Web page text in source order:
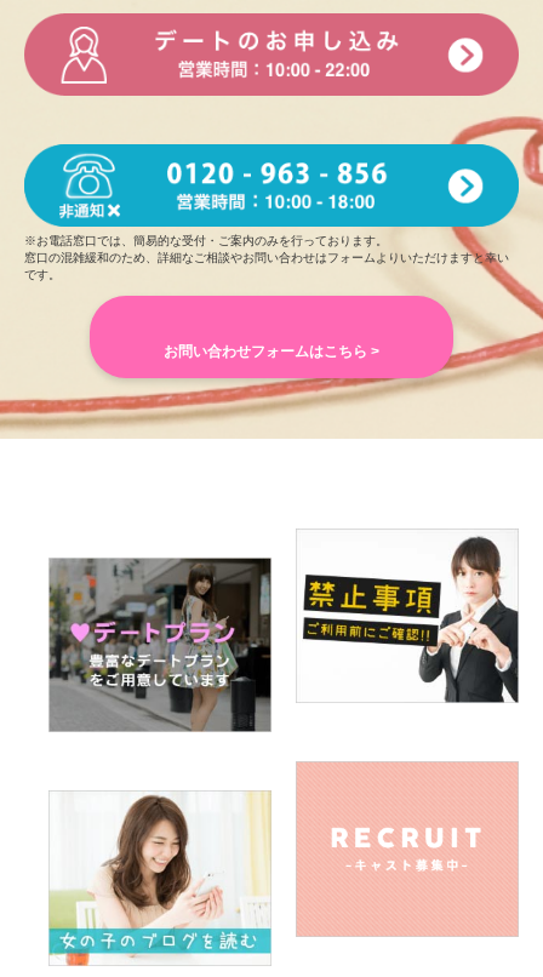
※お電話窓口では、簡易的な受付・ご案内のみを行っております。
窓口の混雑緩和のため、詳細なご相談やお問い合わせはフォームよりいただけますと幸い
です。
お問い合わせフォームはこちら >